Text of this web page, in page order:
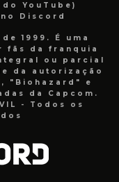
YouTube)
no Discord
1999. É uma
fãs da franquia
ou parcial
da autorização
"Biohazard" e
da Capcom.
- Todos os